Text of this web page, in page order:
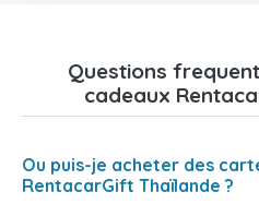
Questions
cadeaux
Ou puis-je acheter des
RentacarGift Thaïlande ?